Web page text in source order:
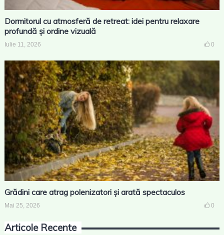
Dormitorul cu atmosferă de retreat: idei pentru relaxare
profundă și ordine vizuală
Iulie 11, 2026 0
Grădini care atrag polenizatori și arată spectaculos
Mai 25, 2026 0
Articole Recente